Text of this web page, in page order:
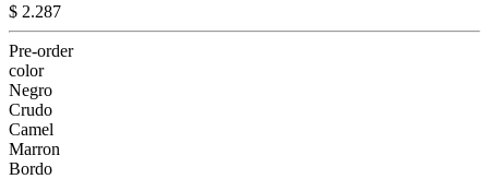
$ 2.287
Pre-order
color
Negro
Crudo
Camel
Marron
Bordo